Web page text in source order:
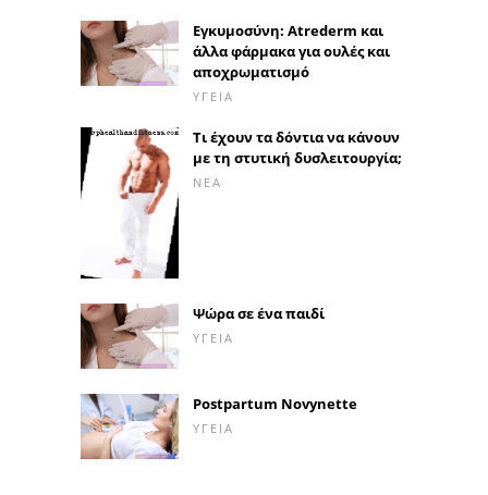
Εγκυμοσύνη: Atrederm και
άλλα φάρμακα για ουλές και
αποχρωματισμό
ΥΓΕΊΑ
Τι έχουν τα δόντια να κάνουν
με τη στυτική δυσλειτουργία;
ΝΈΑ
Ψώρα σε ένα παιδί
ΥΓΕΊΑ
Postpartum Novynette
ΥΓΕΊΑ